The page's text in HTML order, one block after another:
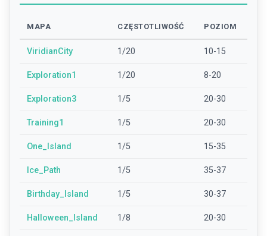
MAPA CZĘSTOTLIWOŚĆ POZIOM
ViridianCity 1/20 10-15
Exploration1 1/20 8-20
Exploration3 1/5 20-30
Training1 1/5 20-30
One_Island 1/5 15-35
Ice_Path 1/5 35-37
Birthday_Island 1/5 30-37
Halloween_Island 1/8 20-30